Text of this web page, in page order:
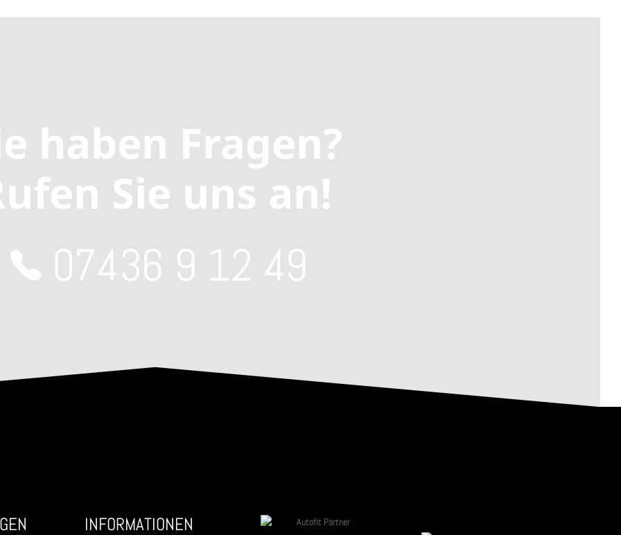
haben Fragen?
Sie uns an!
07436 9 12 49
INFORMATIONEN